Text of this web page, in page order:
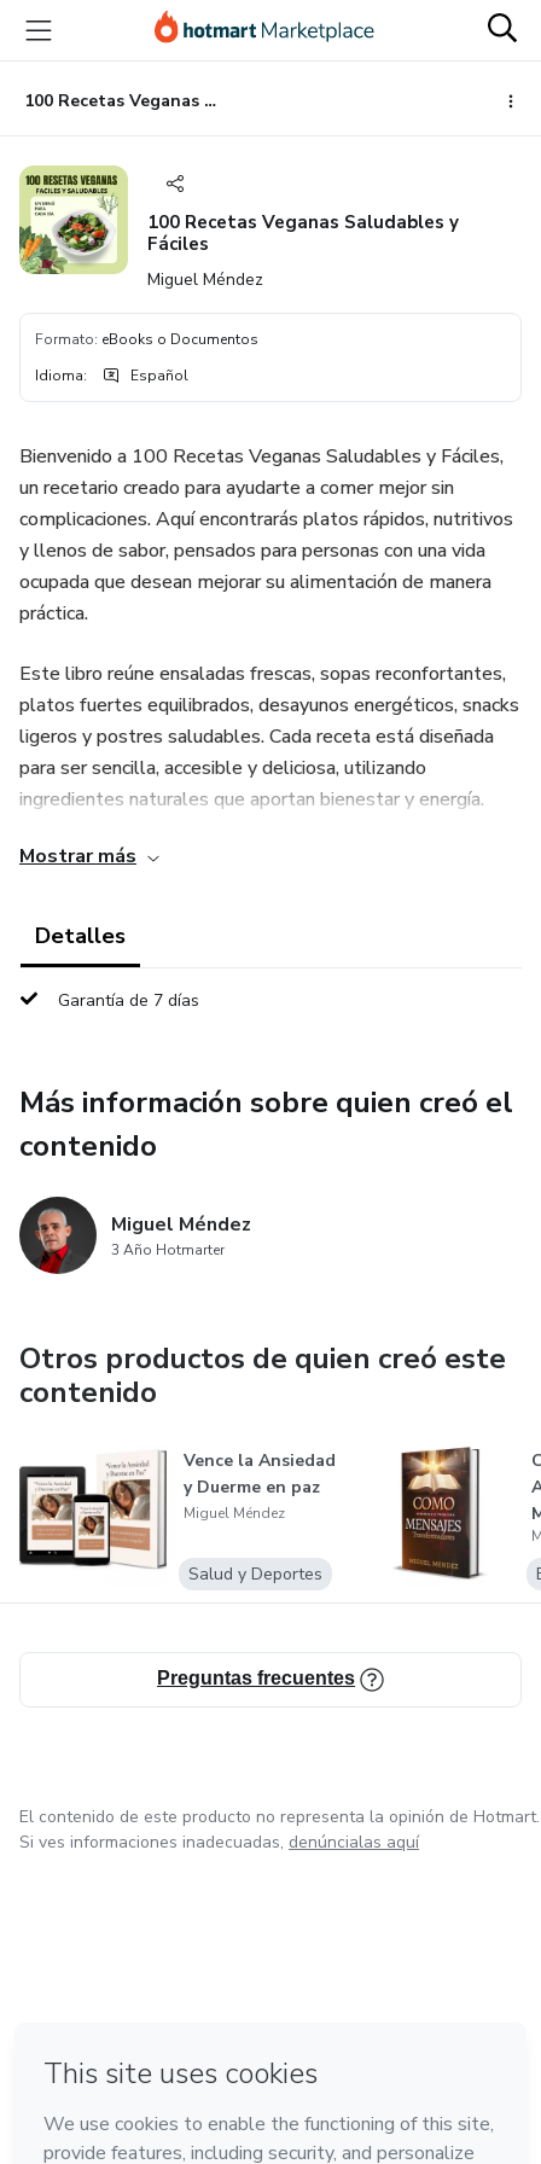
principal
página
de
página
100 Recetas Veganas Saludables y Fáciles
100 Recetas Veganas Saludables y
Fáciles
Miguel Méndez
Formato: eBooks o Documentos
Idioma: Español
Bienvenido a 100 Recetas Veganas Saludables y Fáciles,
un recetario creado para ayudarte a comer mejor sin
complicaciones. Aquí encontrarás platos rápidos, nutritivos
y llenos de sabor, pensados para personas con una vida
ocupada que desean mejorar su alimentación de manera
práctica.
Este libro reúne ensaladas frescas, sopas reconfortantes,
platos fuertes equilibrados, desayunos energéticos, snacks
ligeros y postres saludables. Cada receta está diseñada
para ser sencilla, accesible y deliciosa, utilizando
ingredientes naturales que aportan bienestar y energía.
Mi deseo es que este recetario se convierta en tu guía
y llena de vida. Que cada plato te motive a seguir cuidando
¡Gracias por estar aquí y disfrutar este viaje hacia una vida
Mostrar más
Detalles
Garantía de 7 días
Más información sobre quien creó el
contenido
Miguel Méndez
3 Año Hotmarter
Otros productos de quien creó este
contenido
Vence la Ansiedad
y Duerme en paz
Miguel Méndez
Salud y Deportes
Preguntas frecuentes
El contenido de este producto no representa la opinión de Hotmart.
Si ves informaciones inadecuadas, denúncialas aquí
Hecho con❤ en Ciudad de México